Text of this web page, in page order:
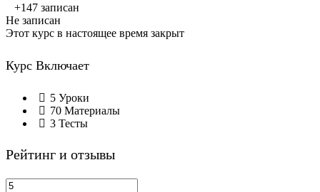
+147 записан
Не записан
Этот курс в настоящее время закрыт
Курс Включает
5 Уроки
70 Материалы
3 Тесты
Рейтинг и отзывы